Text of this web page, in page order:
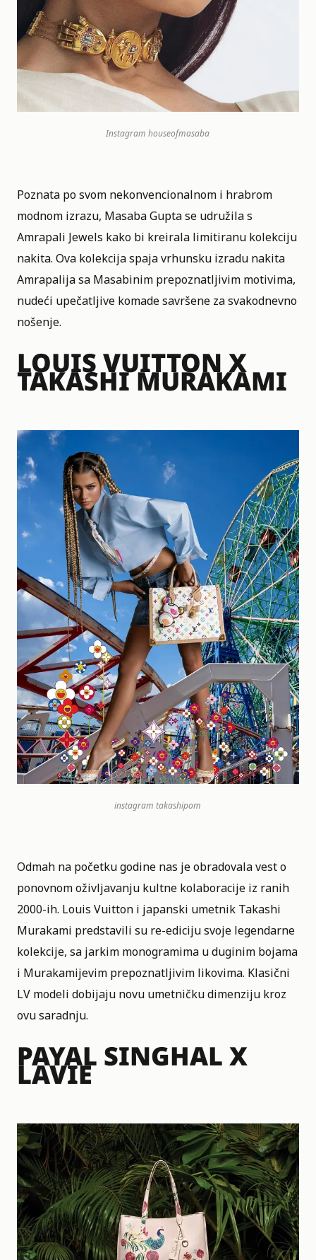
Instagramhouseofmasaba
Poznata po svom nekonvencionalnom i hrabrom
modnom izrazu, Masaba Gupta se udružila s
Amrapali Jewels kako bi kreirala limitiranu kolekciju
nakita. Ova kolekcija spaja vrhunsku izradu nakita
Amrapalija sa Masabinim prepoznatljivim motivima,
nudeći upečatljive komade savršene za svakodnevno
nošenje.
LOUIS VUITTON X
TAKASHI MURAKAMI
instagramtakashipom
Odmah na početku godine nas je obradovala vest o
ponovnom oživljavanju kultne kolaboracije iz ranih
2000-ih. Louis Vuitton i japanski umetnik Takashi
Murakami predstavili su re-ediciju svoje legendarne
kolekcije, sa jarkim monogramima u duginim bojama
i Murakamijevim prepoznatljivim likovima. Klasični
LV modeli dobijaju novu umetničku dimenziju kroz
ovu saradnju.
PAYAL SINGHAL X
LAVIE